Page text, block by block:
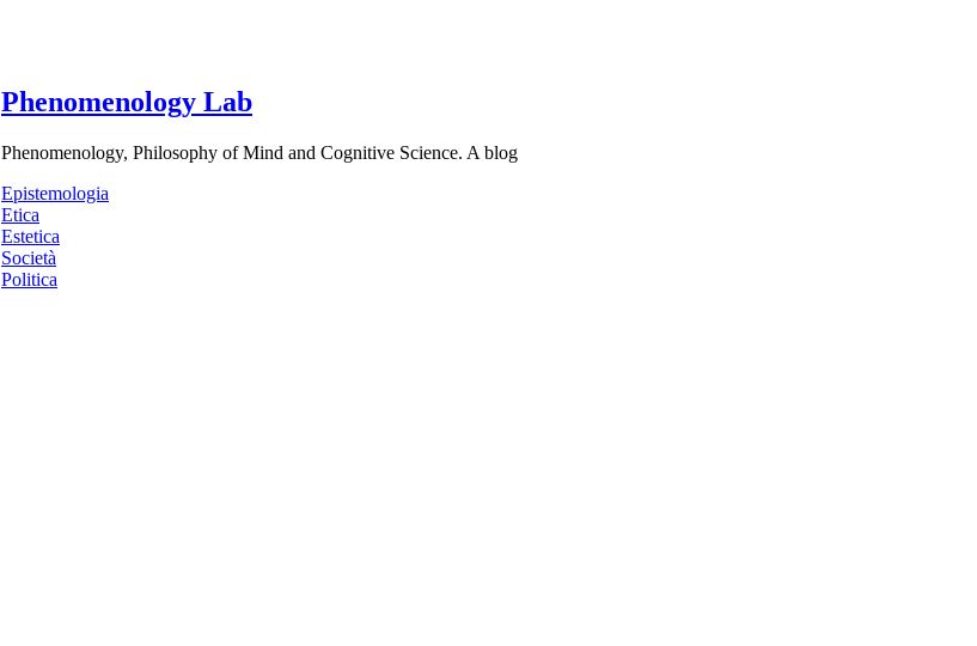
Phenomenology Lab
Phenomenology, Philosophy of Mind and Cognitive Science. A blog
Epistemologia
Etica
Estetica
Società
Politica